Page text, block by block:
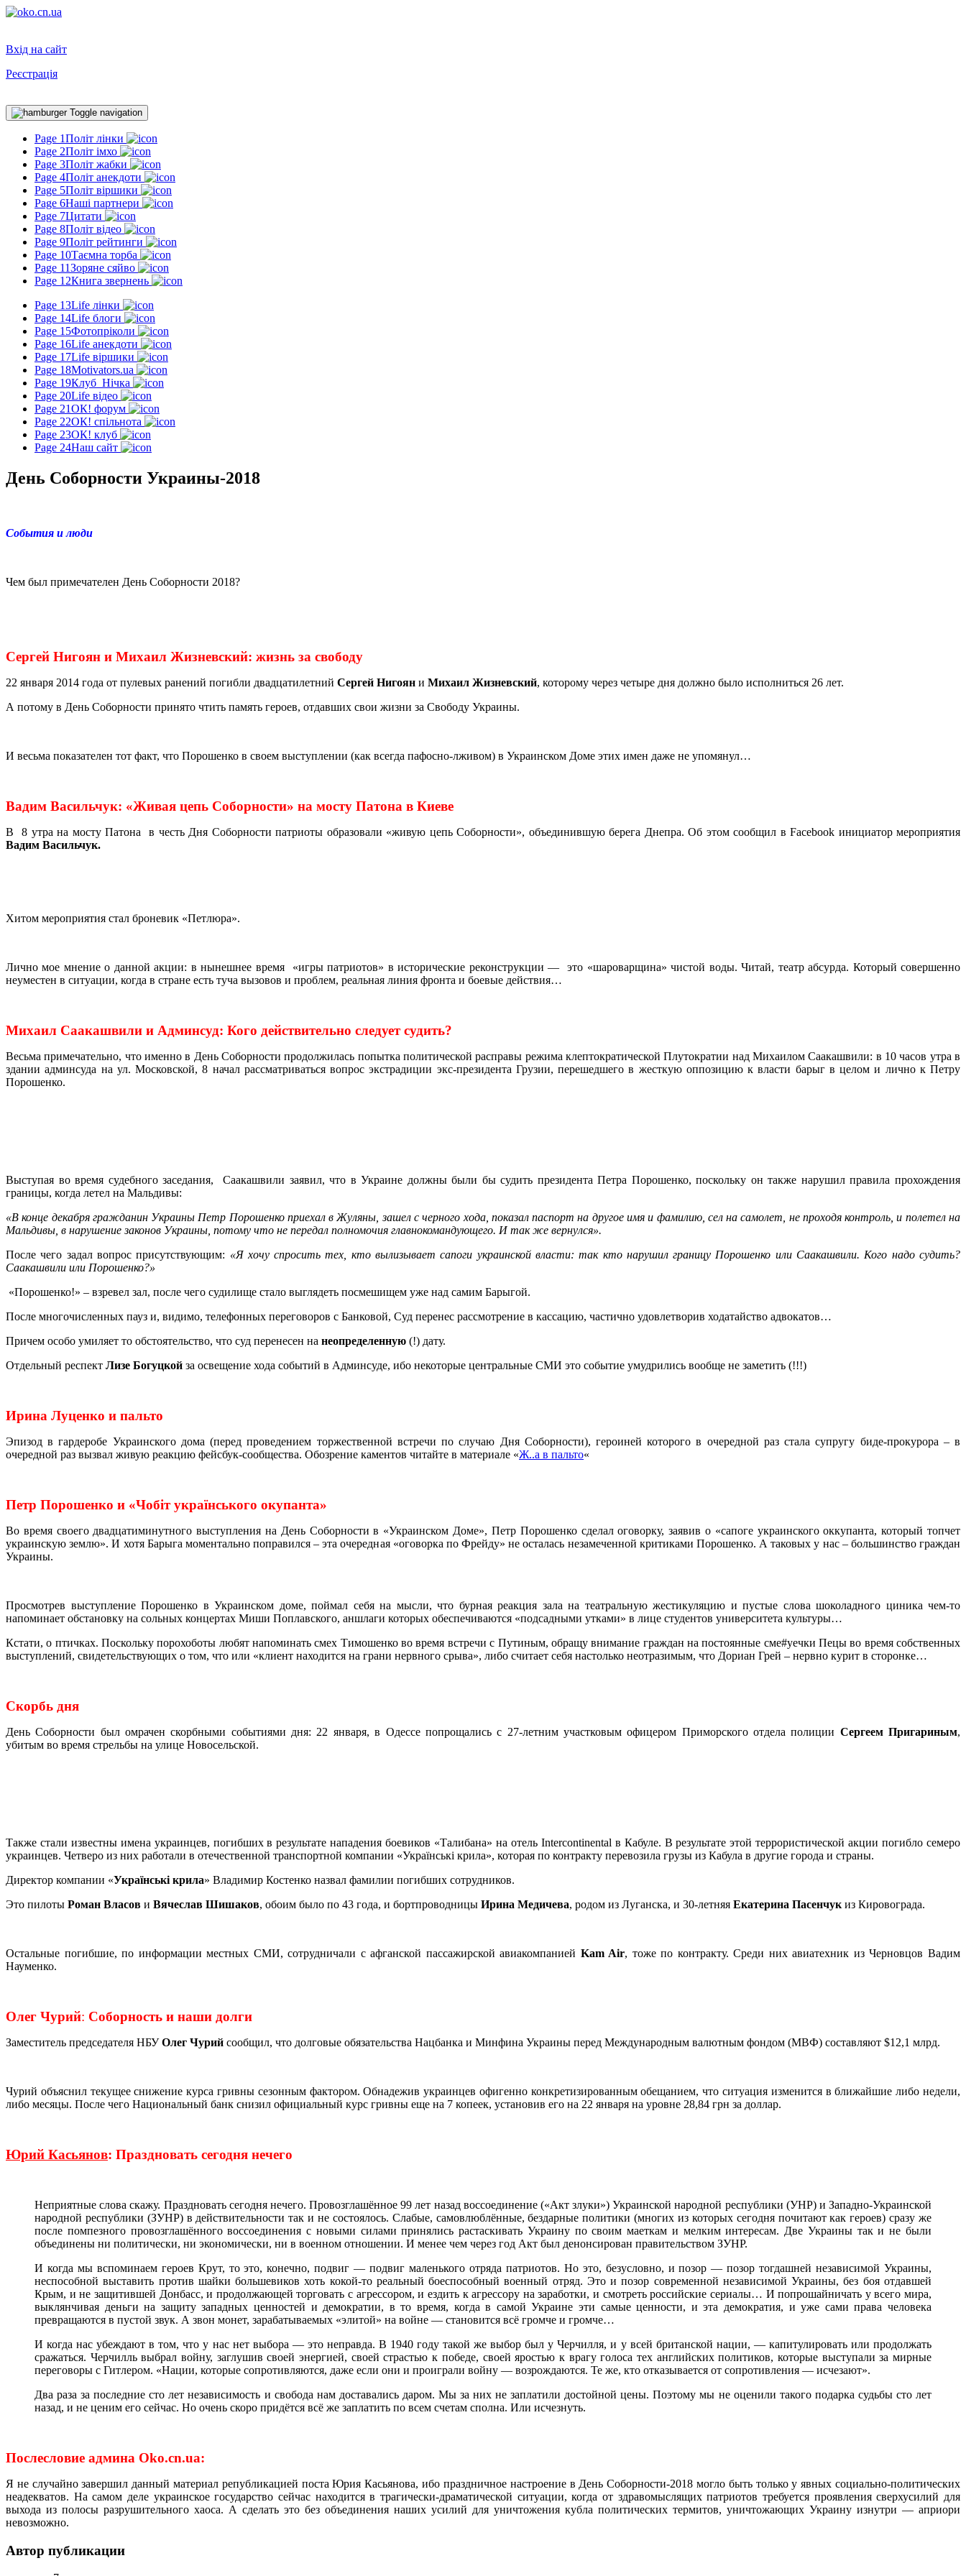
Вхід на сайт
Реєстрація
Toggle navigation
Page 1Політ лінки
Page 2Політ імхо
Page 3Політ жабки
Page 4Політ анекдоти
Page 5Політ віршики
Page 6Наші партнери
Page 7Цитати
Page 8Політ відео
Page 9Політ рейтинги
Page 10Таємна торба
Page 11Зоряне сяйво
Page 12Книга звернень
Page 13Life лінки
Page 14Life блоги
Page 15Фотопріколи
Page 16Life анекдоти
Page 17Life віршики
Page 18Motivators.ua
Page 19Клуб_Нічка
Page 20Life відео
Page 21ОК! форум
Page 22ОК! спільнота
Page 23ОК! клуб
Page 24Наш сайт
День Соборности Украины-2018
События и люди
Чем был примечателен День Соборности 2018?
Сергей Нигоян и Михаил Жизневский: жизнь за свободу
22 января 2014 года от пулевых ранений погибли двадцатилетний Сергей Нигоян и Михаил Жизневский, которому через четыре дня должно было исполниться 26 лет.
А потому в День Соборности принято чтить память героев, отдавших свои жизни за Свободу Украины.
И весьма показателен тот факт, что Порошенко в своем выступлении (как всегда пафосно-лживом) в Украинском Доме этих имен даже не упомянул…
Вадим Васильчук: «Живая цепь Соборности» на мосту Патона в Киеве
В 8 утра на мосту Патона в честь Дня Соборности патриоты образовали «живую цепь Соборности», объединившую берега Днепра. Об этом сообщил в Facebook инициатор мероприятия
Вадим Васильчук.
Хитом мероприятия стал броневик «Петлюра».
Лично мое мнение о данной акции: в нынешнее время «игры патриотов» в исторические реконструкции — это «шароварщина» чистой воды. Читай, театр абсурда. Который совершенно
неуместен в ситуации, когда в стране есть туча вызовов и проблем, реальная линия фронта и боевые действия…
Михаил Саакашвили и Админсуд: Кого действительно следует судить?
Весьма примечательно, что именно в День Соборности продолжилась попытка политической расправы режима клептократической Плутократии над Михаилом Саакашвили: в 10 часов утра в
здании админсуда на ул. Московской, 8 начал рассматриваться вопрос экстрадиции экс-президента Грузии, перешедшего в жесткую оппозицию к власти барыг в целом и лично к Петру
Порошенко.
Выступая во время судебного заседания, Саакашвили заявил, что в Украине должны были бы судить президента Петра Порошенко, поскольку он также нарушил правила прохождения
границы, когда летел на Мальдивы:
«В конце декабря гражданин Украины Петр Порошенко приехал в Жуляны, зашел с черного хода, показал паспорт на другое имя и фамилию, сел на самолет, не проходя контроль, и полетел на
Мальдивы, в нарушение законов Украины, потому что не передал полномочия главнокомандующего. И так же вернулся».
После чего задал вопрос присутствующим: «Я хочу спросить тех, кто вылизывает сапоги украинской власти: так кто нарушил границу Порошенко или Саакашвили. Кого надо судить?
Саакашвили или Порошенко?»
«Порошенко!» – взревел зал, после чего судилище стало выглядеть посмешищем уже над самим Барыгой.
После многочисленных пауз и, видимо, телефонных переговоров с Банковой, Суд перенес рассмотрение в кассацию, частично удовлетворив ходатайство адвокатов…
Причем особо умиляет то обстоятельство, что суд перенесен на неопределенную (!) дату.
Отдельный респект Лизе Богуцкой за освещение хода событий в Админсуде, ибо некоторые центральные СМИ это событие умудрились вообще не заметить (!!!)
Ирина Луценко и пальто
Эпизод в гардеробе Украинского дома (перед проведением торжественной встречи по случаю Дня Соборности), героиней которого в очередной раз стала супругу биде-прокурора – в
очередной раз вызвал живую реакцию фейсбук-сообщества. Обозрение каментов читайте в материале «Ж..а в пальто«
Петр Порошенко и «Чобіт українського окупанта»
Во время своего двадцатиминутного выступления на День Соборности в «Украинском Доме», Петр Порошенко сделал оговорку, заявив о «сапоге украинского оккупанта, который топчет
украинскую землю». И хотя Барыга моментально поправился – эта очередная «оговорка по Фрейду» не осталась незамеченной критиками Порошенко. А таковых у нас – большинство граждан
Украины.
Просмотрев выступление Порошенко в Украинском доме, поймал себя на мысли, что бурная реакция зала на театральную жестикуляцию и пустые слова шоколадного циника чем-то
напоминает обстановку на сольных концертах Миши Поплавского, аншлаги которых обеспечиваются «подсадными утками» в лице студентов университета культуры…
Кстати, о птичках. Поскольку порохоботы любят напоминать смех Тимошенко во время встречи с Путиным, обращу внимание граждан на постоянные сме#уечки Пецы во время собственных
выступлений, свидетельствующих о том, что или «клиент находится на грани нервного срыва», либо считает себя настолько неотразимым, что Дориан Грей – нервно курит в сторонке…
Скорбь дня
День Соборности был омрачен скорбными событиями дня: 22 января, в Одессе попрощались с 27-летним участковым офицером Приморского отдела полиции Сергеем Пригариным,
убитым во время стрельбы на улице Новосельской.
Также стали известны имена украинцев, погибших в результате нападения боевиков «Талибана» на отель Intercontinental в Кабуле. В результате этой террористической акции погибло семеро
украинцев. Четверо из них работали в отечественной транспортной компании «Українські крила», которая по контракту перевозила грузы из Кабула в другие города и страны.
Директор компании «Українські крила» Владимир Костенко назвал фамилии погибших сотрудников.
Это пилоты Роман Власов и Вячеслав Шишаков, обоим было по 43 года, и бортпроводницы Ирина Медичева, родом из Луганска, и 30-летняя Екатерина Пасенчук из Кировограда.
Остальные погибшие, по информации местных СМИ, сотрудничали с афганской пассажирской авиакомпанией Kam Air, тоже по контракту. Среди них авиатехник из Черновцов Вадим
Науменко.
Олег Чурий: Соборность и наши долги
Заместитель председателя НБУОлег Чурий сообщил, что долговые обязательства Нацбанка и Минфина Украины перед Международным валютным фондом (МВФ) составляют $12,1 млрд.
Чурий объяснил текущее снижение курса гривны сезонным фактором. Обнадежив украинцев офигенно конкретизированным обещанием, что ситуация изменится в ближайшие либо недели,
либо месяцы. После чего Национальный банк снизил официальный курс гривны еще на 7 копеек, установив его на 22 января на уровне 28,84 грн за доллар.
Юрий Касьянов: Праздновать сегодня нечего
Неприятные слова скажу. Праздновать сегодня нечего. Провозглашённое 99 лет назад воссоединение («Акт злуки») Украинской народной республики (УНР) и Западно-Украинской
народной республики (ЗУНР) в действительности так и не состоялось. Слабые, самовлюблённые, бездарные политики (многих из которых сегодня почитают как героев) сразу же
после помпезного провозглашённого воссоединения с новыми силами принялись растаскивать Украину по своим маеткам и мелким интересам. Две Украины так и не были
объединены ни политически, ни экономически, ни в военном отношении. И менее чем через год Акт был денонсирован правительством ЗУНР.
И когда мы вспоминаем героев Крут, то это, конечно, подвиг — подвиг маленького отряда патриотов. Но это, безусловно, и позор — позор тогдашней независимой Украины,
неспособной выставить против шайки большевиков хоть кокой-то реальный боеспособный военный отряд. Это и позор современной независимой Украины, без боя отдавшей
Крым, и не защитившей Донбасс, и продолжающей торговать с агрессором, и ездить к агрессору на заработки, и смотреть российские сериалы… И попрошайничать у всего мира,
выклянчивая деньги на защиту западных ценностей и демократии, в то время, когда в самой Украине эти самые ценности, и эта демократия, и уже сами права человека
превращаются в пустой звук. А звон монет, зарабатываемых «элитой» на войне — становится всё громче и громче…
И когда нас убеждают в том, что у нас нет выбора — это неправда. В 1940 году такой же выбор был у Черчилля, и у всей британской нации, — капитулировать или продолжать
сражаться. Черчилль выбрал войну, заглушив своей энергией, своей страстью к победе, своей яростью к врагу голоса тех английских политиков, которые выступали за мирные
переговоры с Гитлером. «Нации, которые сопротивляются, даже если они и проиграли войну — возрождаются. Те же, кто отказывается от сопротивления — исчезают».
Два раза за последние сто лет независимость и свобода нам доставались даром. Мы за них не заплатили достойной цены. Поэтому мы не оценили такого подарка судьбы сто лет
назад, и не ценим его сейчас. Но очень скоро придётся всё же заплатить по всем счетам сполна. Или исчезнуть.
Послесловие админа Oko.cn.ua:
Я не случайно завершил данный материал републикацией поста Юрия Касьянова, ибо праздничное настроение в День Соборности-2018 могло быть только у явных социально-политических
неадекватов. На самом деле украинское государство сейчас находится в трагически-драматической ситуации, когда от здравомыслящих патриотов требуется проявления сверхусилий для
выхода из полосы разрушительного хаоса. А сделать это без объединения наших усилий для уничтожения кубла политических термитов, уничтожающих Украину изнутри — априори
невозможно.
Автор публикации